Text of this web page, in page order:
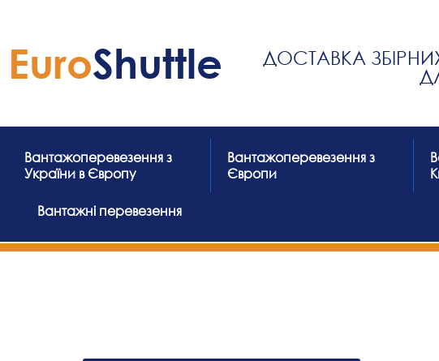
content
EuroShuttle
ДОСТАВКА
Вантажоперевезення з
України в Європу
Вантажоперевезення з
Європи
Вантажні перевезення